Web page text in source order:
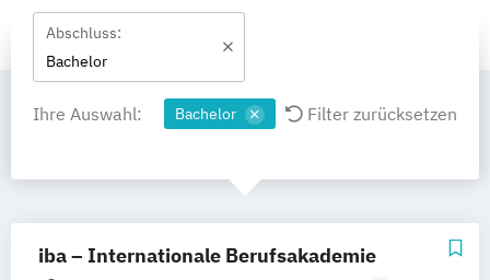
Abschluss:
Bachelor
Ihre Auswahl: Bachelor Filter zurücksetzen
iba – Internationale Berufsakademie